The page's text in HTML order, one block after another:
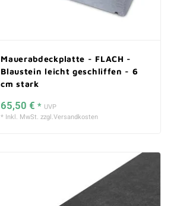
Mauerabdeckplatte - FLACH -
Blaustein leicht geschliffen - 6
cm stark
65,50 €* UVP
* Inkl. MwSt. zzgl.Versandkosten